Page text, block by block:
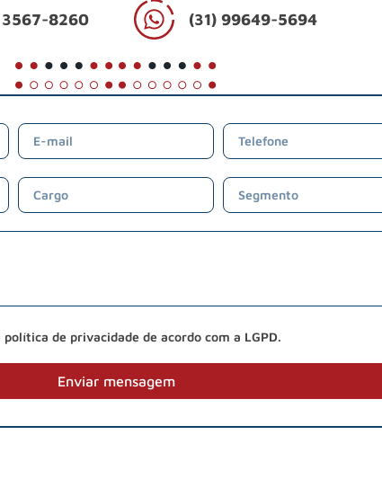
3567-8260
(31) 99649-5694
de privacidade de acordo com a LGPD.
Enviar mensagem